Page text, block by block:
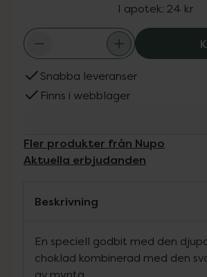
I apotek: 24 kr
Snabba leveranser
Finns i webblager
Fler produkter från Nupo
Aktuella erbjudanden
Beskrivning
En speciell godbit med den
choklad kombinerad med den